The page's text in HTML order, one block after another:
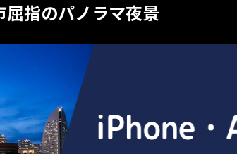
指のパノラマ夜景